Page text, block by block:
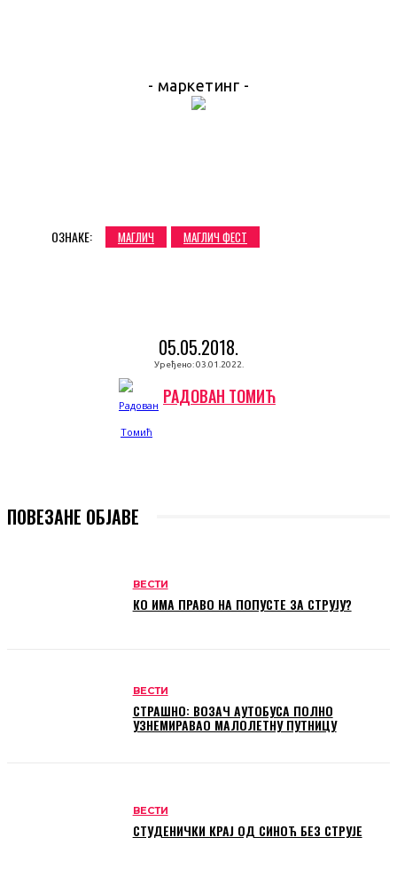
- маркетинг -
ОЗНАКЕ: МАГЛИЧ МАГЛИЧ ФЕСТ
05.05.2018.
Уређено: 03.01.2022.
РАДОВАН ТОМИЋ
ПОВЕЗАНЕ ОБЈАВЕ
ВЕСТИ
КО ИМА ПРАВО НА ПОПУСТЕ ЗА СТРУЈУ?
ВЕСТИ
СТРАШНО: ВОЗАЧ АУТОБУСА ПОЛНО
УЗНЕМИРАВАО МАЛОЛЕТНУ ПУТНИЦУ
ВЕСТИ
СТУДЕНИЧКИ КРАЈ ОД СИНОЋ БЕЗ СТРУЈЕ